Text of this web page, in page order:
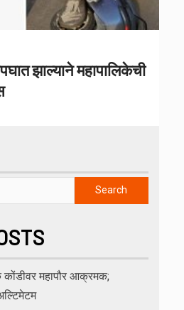
झाल्याने महापालिकेची
Search
कोंडीवर महापौर आक्रमक;